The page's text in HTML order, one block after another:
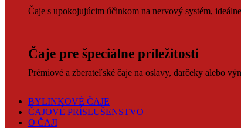
Čaje s upokojujúcim účinkom na nervový systém,
Čaje pre špeciálne príležitosti
Prémiové a zberateľské čaje na oslavy, darčeky alebo
BYLINKOVÉ ČAJE
ČAJOVÉ PRÍSLUŠENSTVO
O ČAJI